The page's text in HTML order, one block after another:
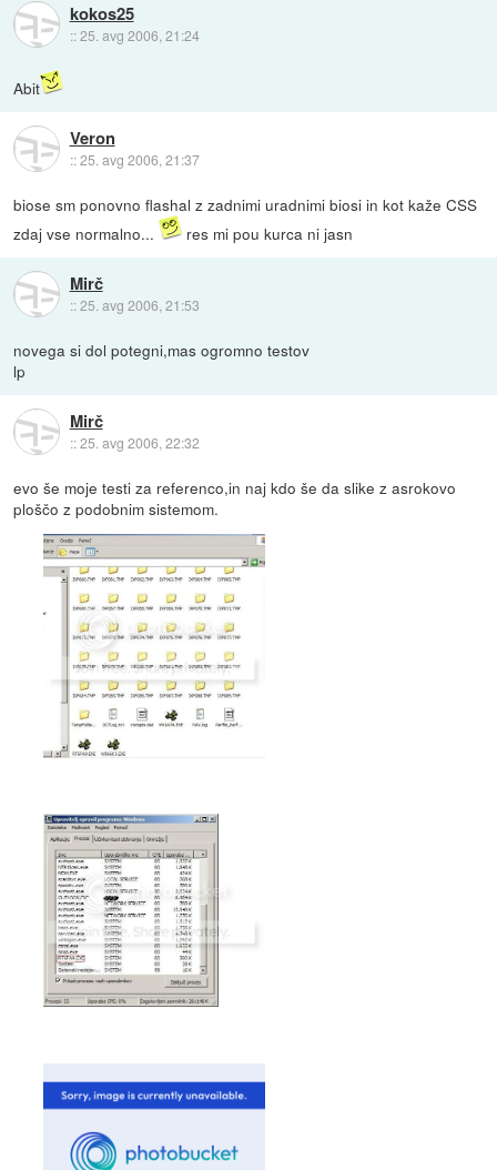
kokos25
::25. avg 2006, 21:24
Abit
Veron
::25. avg 2006, 21:37
biose sm ponovno flashal z zadnimi uradnimi biosi in kot kaže CSS
zdaj vse normalno...
res mi pou kurca ni jasn
Mirč
::25. avg 2006, 21:53
novega si dol potegni,mas ogromno testov
lp
Mirč
::25. avg 2006, 22:32
evo še moje testi za referenco,in naj kdo še da slike z asrokovo
ploščo z podobnim sistemom.